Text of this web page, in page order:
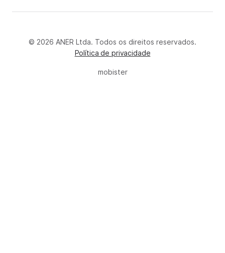
© 2026 ANER Ltda. Todos os direitos reservados.
Política de privacidade
mobister